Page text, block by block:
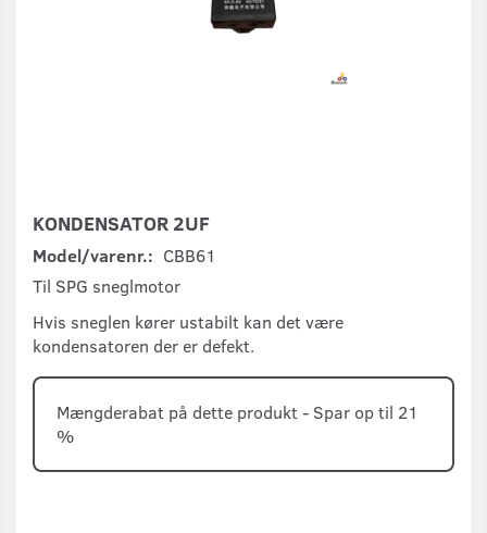
KONDENSATOR 2UF
Model/varenr.: CBB61
Til SPG sneglmotor
Hvis sneglen kører ustabilt kan det være
kondensatoren der er defekt.
Mængderabat på dette produkt - Spar op til 21
%